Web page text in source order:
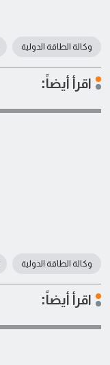
وكالة الطاقة الدولية
اقرأ أيضاً:
وكالة الطاقة الدولية
اقرأ أيضاً: